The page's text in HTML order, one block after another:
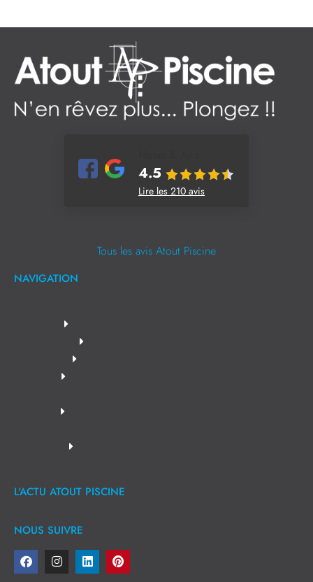
4.5
Lire les 210 avis
Tous les avis Atout Piscine
NAVIGATION
L'ACTU ATOUT PISCINE
NOUS SUIVRE